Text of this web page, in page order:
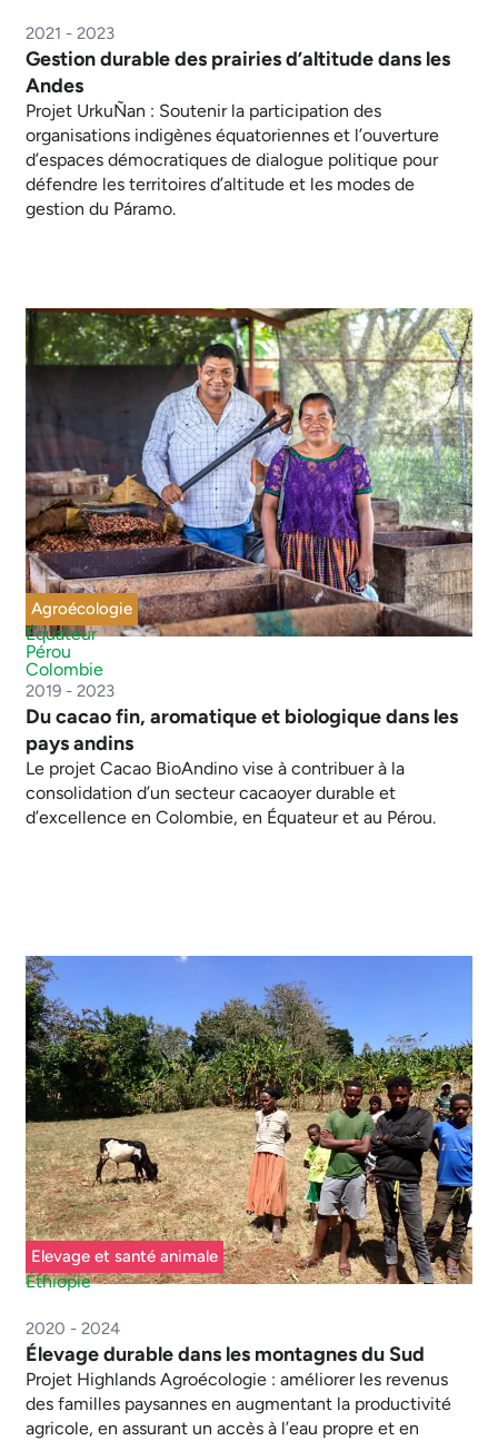
2021 - 2023
Gestion durable des prairies d’altitude dans les
Andes
Projet UrkuÑan : Soutenir la participation des
organisations indigènes équatoriennes et l’ouverture
d’espaces démocratiques de dialogue politique pour
défendre les territoires d’altitude et les modes de
gestion du Páramo.
Agroécologie
Équateur
Pérou
Colombie
2019 - 2023
Du cacao fin, aromatique et biologique dans les
pays andins
Le projet Cacao BioAndino vise à contribuer à la
consolidation d’un secteur cacaoyer durable et
d’excellence en Colombie, en Équateur et au Pérou.
Elevage et santé animale
Éthiopie
2020 - 2024
Élevage durable dans les montagnes du Sud
Projet Highlands Agroécologie : améliorer les revenus
des familles paysannes en augmentant la productivité
agricole, en assurant un accès à l’eau propre et en